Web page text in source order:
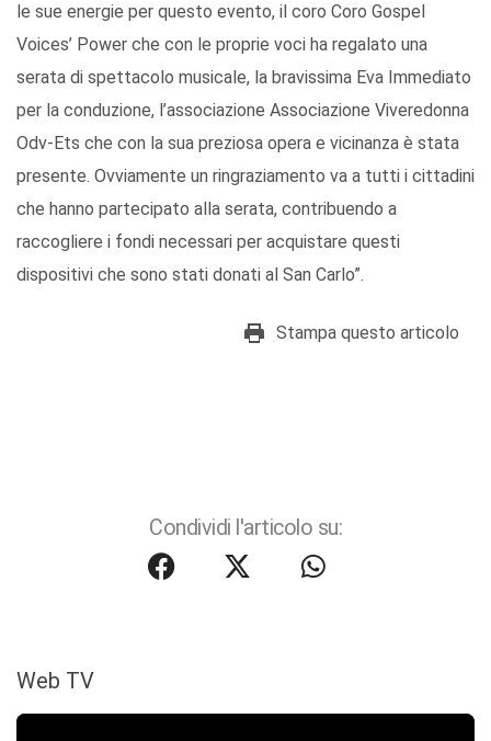
le sue energie per questo evento, il coro Coro Gospel
Voices’ Power che con le proprie voci ha regalato una
serata di spettacolo musicale, la bravissima Eva Immediato
per la conduzione, l’associazione Associazione Viveredonna
Odv-Ets che con la sua preziosa opera e vicinanza è stata
presente. Ovviamente un ringraziamento va a tutti i cittadini
che hanno partecipato alla serata, contribuendo a
raccogliere i fondi necessari per acquistare questi
dispositivi che sono stati donati al San Carlo”.
Stampa questo articolo
Condividi l'articolo su:
Web TV